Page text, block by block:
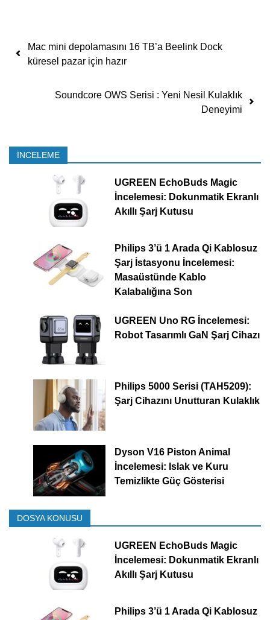
Yazı dolaşımı
Mac mini depolamasını 16 TB’a Beelink Dock
küresel pazar için hazır
Soundcore OWS Serisi : Yeni Nesil Kulaklık
Deneyimi
İNCELEME
UGREEN EchoBuds Magic
İncelemesi: Dokunmatik Ekranlı
Akıllı Şarj Kutusu
Philips 3’ü 1 Arada Qi Kablosuz
Şarj İstasyonu İncelemesi:
Masaüstünde Kablo
Kalabalığına Son
UGREEN Uno RG İncelemesi:
Robot Tasarımlı GaN Şarj Cihazı
Philips 5000 Serisi (TAH5209):
Şarj Cihazını Unutturan Kulaklık
Dyson V16 Piston Animal
İncelemesi: Islak ve Kuru
Temizlikte Güç Gösterisi
DOSYA KONUSU
UGREEN EchoBuds Magic
İncelemesi: Dokunmatik Ekranlı
Akıllı Şarj Kutusu
Philips 3’ü 1 Arada Qi Kablosuz